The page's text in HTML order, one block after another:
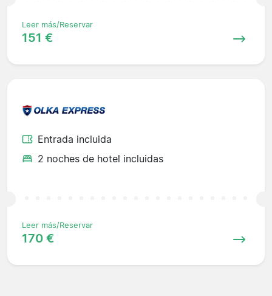
Leer más/Reservar
151 €
Entrada incluida
2 noches de hotel incluidas
Leer más/Reservar
170 €